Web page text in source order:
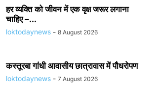
हर व्यक्ति को जीवन में एक वृक्ष जरूर लगाना
चाहिए –...
loktodaynews - 8 August 2026
कस्तूरबा गांधी आवासीय छात्रावास में पौधरोपण
loktodaynews - 7 August 2026